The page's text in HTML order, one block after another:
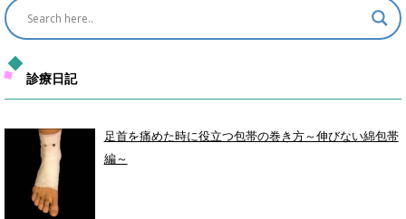
診療日記
足首を痛めた時に役立つ包帯の巻き方～伸びない綿包帯
編～